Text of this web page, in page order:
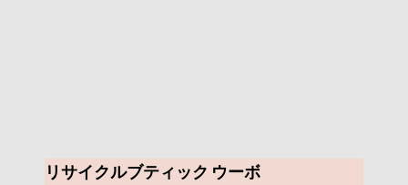
リサイクルブティック ウーボ